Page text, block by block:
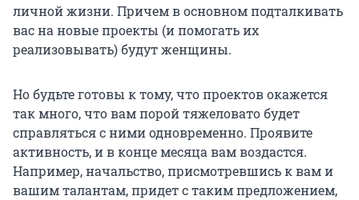
личной жизни. Причем в основном подталкивать
вас на новые проекты (и помогать их
реализовывать) будут женщины.
Но будьте готовы к тому, что проектов окажется
так много, что вам порой тяжеловато будет
справляться с ними одновременно. Проявите
активность, и в конце месяца вам воздастся.
Например, начальство, присмотревшись к вам и
вашим талантам, придет с таким предложением,